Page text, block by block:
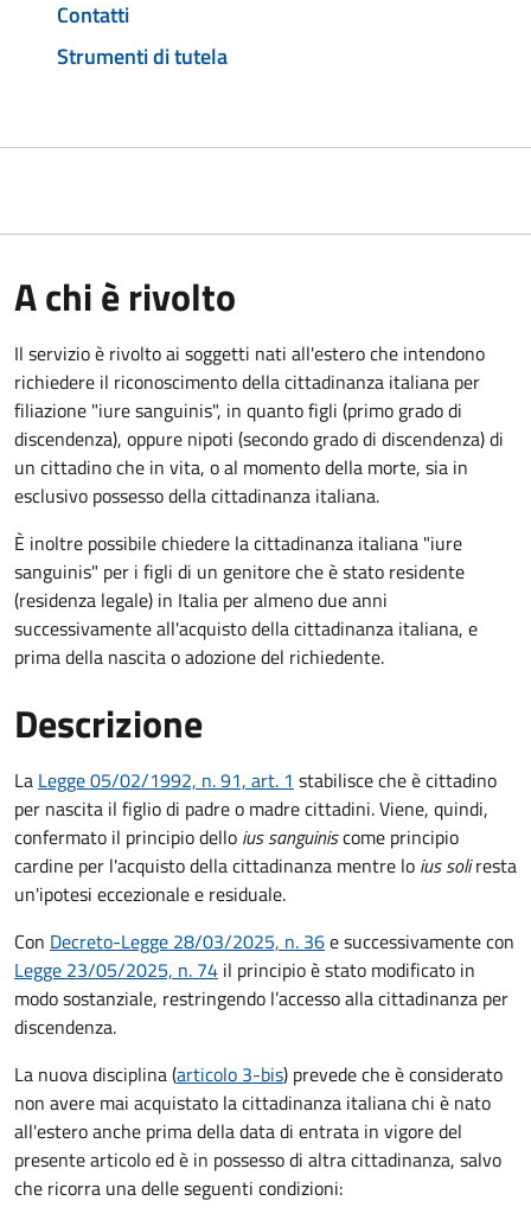
Contatti
Strumenti di tutela
A chi è rivolto
Il servizio è rivolto ai soggetti nati all'estero che intendono
richiedere il riconoscimento della cittadinanza italiana per
filiazione "iure sanguinis", in quanto figli (primo grado di
discendenza), oppure nipoti (secondo grado di discendenza) di
un cittadino che in vita, o al momento della morte, sia in
esclusivo possesso della cittadinanza italiana.
È inoltre possibile chiedere la cittadinanza italiana "iure
sanguinis" per i figli di un genitore che è stato residente
(residenza legale) in Italia per almeno due anni
successivamente all'acquisto della cittadinanza italiana, e
prima della nascita o adozione del richiedente.
Descrizione
La Legge 05/02/1992, n. 91, art. 1 stabilisce che è cittadino
per nascita il figlio di padre o madre cittadini. Viene, quindi,
confermato il principio dello ius sanguiniscome principio
cardine per l'acquisto della cittadinanza mentre lo ius soliresta
un'ipotesi eccezionale e residuale.
Con Decreto-Legge 28/03/2025, n. 36e successivamente con
Legge 23/05/2025, n. 74 il principio è stato modificato in
modo sostanziale, restringendo l’accesso alla cittadinanza per
discendenza.
La nuova disciplina (articolo 3-bis) prevede cheèconsiderato
non avere mai acquistato la cittadinanza italiana chi è nato
all'estero anche prima della data di entrata in vigore del
presente articolo ed è in possesso di altra cittadinanza, salvo
che ricorra una delle seguenti condizioni: